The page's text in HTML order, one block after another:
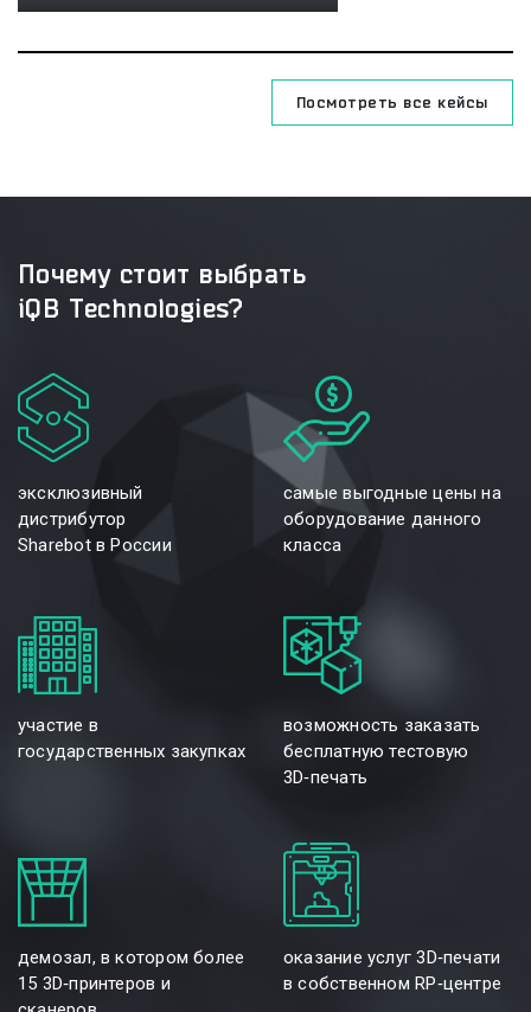
Посмотреть все кейсы
Почему стоит выбрать
iQB Technologies?
эксклюзивный
дистрибутор
Sharebot в России
самые выгодные цены на
оборудование данного
класса
участие в
государственных закупках
возможность заказать
бесплатную тестовую
3D‑печать
демозал, в котором более
15 3D‑принтеров и
оказание услуг 3D‑печати
в собственном RP‑центре